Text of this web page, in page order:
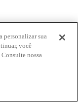
personalizar sua
você
Consulte nossa